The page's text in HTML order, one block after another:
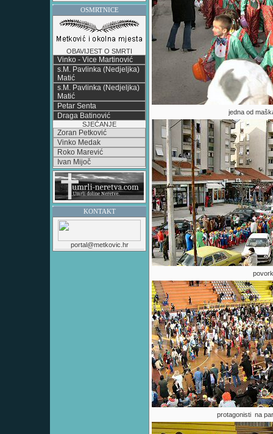
OSMRTNICE
OBAVIJEST O SMRTI
Vinko - Vice Martinović
s.M. Pavlinka (Nedjeljka)
Matić
s.M. Pavlinka (Nedjeljka)
Matić
Petar Senta
Draga Batinović
SJEĆANJE
Zoran Petković
Vinko Medak
Roko Marević
Ivan Mijoč
KONTAKT
portal@metkovic.hr
jedna od
protagonisti na